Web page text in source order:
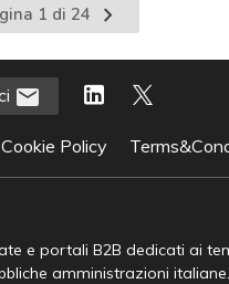
1 di 24
Pagina
successiva
Policy
e portali B2B dedicati ai
amministrazioni italiane.